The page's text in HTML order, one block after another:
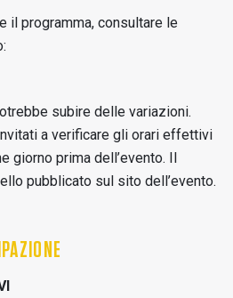
il programma, consultare le
subire delle variazioni.
a verificare gli orari effettivi
giorno prima dell’evento. Il
pubblicato sul sito dell’evento.